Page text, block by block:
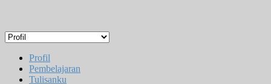
Profil
Pembelajaran
Tulisanku